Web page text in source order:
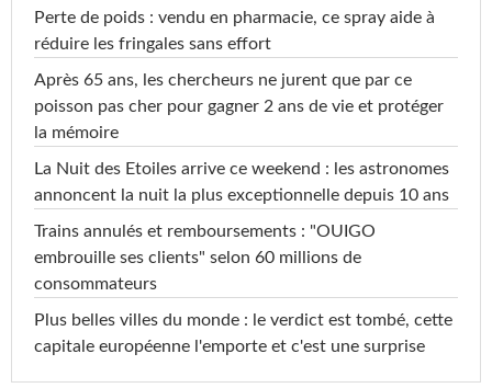
Perte de poids : vendu en pharmacie, ce spray aide à
réduire les fringales sans effort
Après 65 ans, les chercheurs ne jurent que par ce
poisson pas cher pour gagner 2 ans de vie et protéger
la mémoire
La Nuit des Etoiles arrive ce weekend : les astronomes
annoncent la nuit la plus exceptionnelle depuis 10 ans
Trains annulés et remboursements : "OUIGO
embrouille ses clients" selon 60 millions de
consommateurs
Plus belles villes du monde : le verdict est tombé, cette
capitale européenne l'emporte et c'est une surprise